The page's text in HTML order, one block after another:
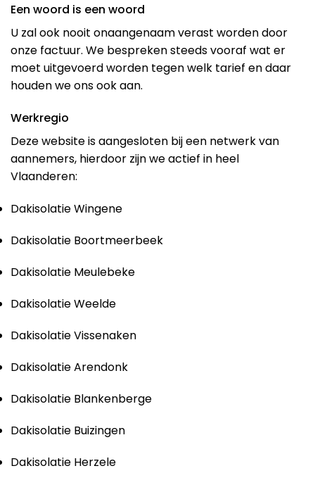
Een woord is een woord
U zal ook nooit onaangenaam verast worden door
onze factuur. We bespreken steeds vooraf wat er
moet uitgevoerd worden tegen welk tarief en daar
houden we ons ook aan.
Werkregio
Deze website is aangesloten bij een netwerk van
aannemers, hierdoor zijn we actief in heel
Vlaanderen:
Dakisolatie Wingene
Dakisolatie Boortmeerbeek
Dakisolatie Meulebeke
Dakisolatie Weelde
Dakisolatie Vissenaken
Dakisolatie Arendonk
Dakisolatie Blankenberge
Dakisolatie Buizingen
Dakisolatie Herzele